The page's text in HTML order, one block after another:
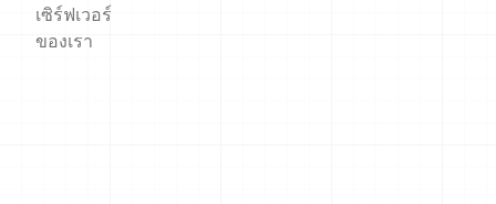
เซิร์ฟเวอร์
ของเรา